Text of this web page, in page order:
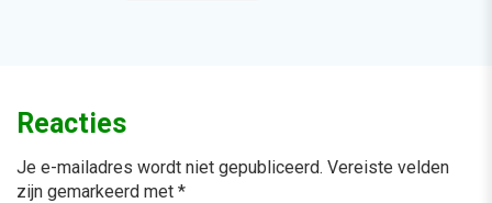
Reacties
Je e-mailadres wordt niet gepubliceerd. Vereiste velden
zijn gemarkeerd met *